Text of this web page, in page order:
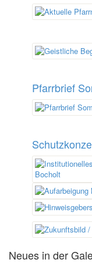
Pfarrbrief
Neues in der